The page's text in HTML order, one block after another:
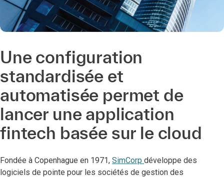
Une configuration
standardisée et
automatisée permet de
lancer une application
fintech basée sur le cloud
Fondée à Copenhague en 1971, SimCorp développe des
logiciels de pointe pour les sociétés de gestion des